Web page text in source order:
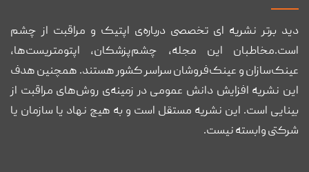
دید برتر نشریه ای تخصصی درباره‌ی اپتیک و مراقبت از چشم
است.مخاطبان این مجله، چشم‌پزشکان، اپتومتریست‌ها،
عینک‌سازان و عینک‌فروشان سراسر کشور هستند. همچنین هدف
این نشریه افزایش دانش عمومی در زمینه‌ی روش‌های مراقبت از
بینایی است. این نشریه مستقل است و به هیچ نهاد یا سازمان یا
شرکتی وابسته نیست.